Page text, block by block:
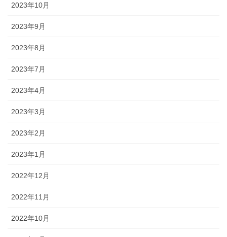
2023年10月
2023年9月
2023年8月
2023年7月
2023年4月
2023年3月
2023年2月
2023年1月
2022年12月
2022年11月
2022年10月